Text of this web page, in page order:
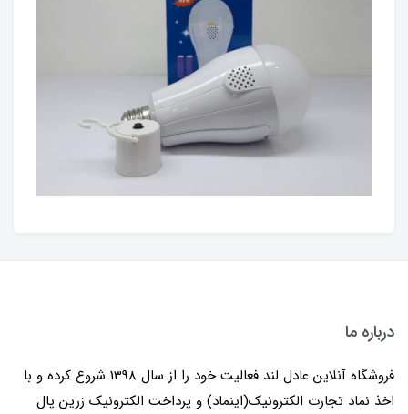
درباره ما
فروشگاه آنلاین عادل لند فعالیت خود را از سال 1398 شروع کرده و با
اخذ نماد تجارت الکترونیک(اینماد) و پرداخت الکترونیک زرین پال